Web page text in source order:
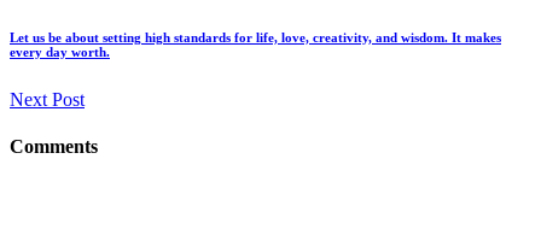
Let us be about setting high standards for life, love, creativity, and wisdom. It makes
every day worth.
Next Post
Comments